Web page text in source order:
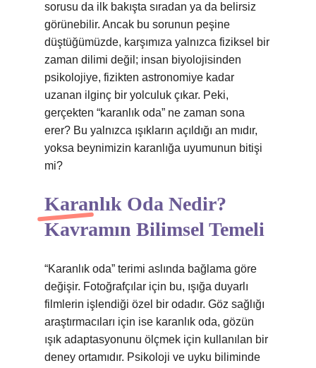
sorusu da ilk bakışta sıradan ya da belirsiz
görünebilir. Ancak bu sorunun peşine
düştüğümüzde, karşımıza yalnızca fiziksel bir
zaman dilimi değil; insan biyolojisinden
psikolojiye, fizikten astronomiye kadar
uzanan ilginç bir yolculuk çıkar. Peki,
gerçekten “karanlık oda” ne zaman sona
erer? Bu yalnızca ışıkların açıldığı an mıdır,
yoksa beynimizin karanlığa uyumunun bitişi
mi?
Karanlık Oda Nedir?
Kavramın Bilimsel Temeli
“Karanlık oda” terimi aslında bağlama göre
değişir. Fotoğrafçılar için bu, ışığa duyarlı
filmlerin işlendiği özel bir odadır. Göz sağlığı
araştırmacıları için ise karanlık oda, gözün
ışık adaptasyonunu ölçmek için kullanılan bir
deney ortamıdır. Psikoloji ve uyku biliminde